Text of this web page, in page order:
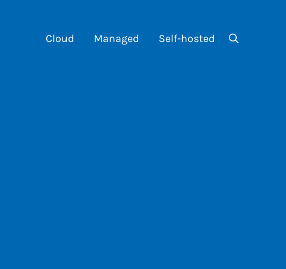
Cloud Managed Self-hosted Search